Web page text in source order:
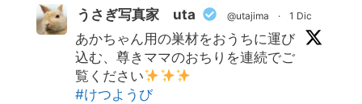
うさぎ写真家 uta @utajima · 1 Dic
あかちゃん用の巣材をおうちに運び
込む、尊きママのおちりを連続でご
覧ください
#けつようび